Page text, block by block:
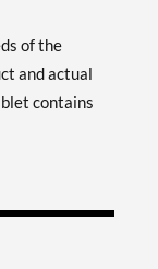
of the
and actual
contains